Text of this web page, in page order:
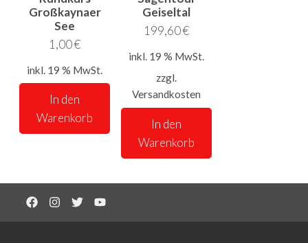
Großkaynaer
See
1,00€
inkl. 19 % MwSt.
In den
Warenkorb
Geiseltal
199,60€
inkl. 19 % MwSt.
zzgl.
Versandkosten
In den
Warenkorb